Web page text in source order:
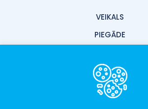
VEIKALS
PIEGĀDE
KONTAKTI
LIETOŠANAS NOTEIKUMI